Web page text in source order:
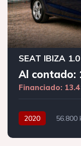
SEAT IBIZA
Al contado:
Financiado:
2020 56.800